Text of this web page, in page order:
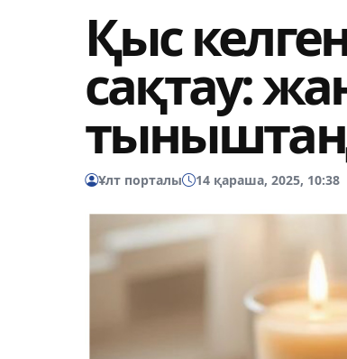
Қыс
сақтау:
Ұлт порталы 14 қараша, 2025, 10:38